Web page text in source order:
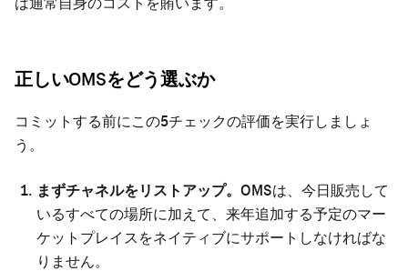
正しいOMSをどう選ぶか
コミットする前にこの5チェックの評価を実行しましょ
う。
まずチャネルをリストアップ。 OMSは、今日販売して
いるすべての場所に加えて、来年追加する予定のマー
ケットプレイスをネイティブにサポートしなければな
りません。